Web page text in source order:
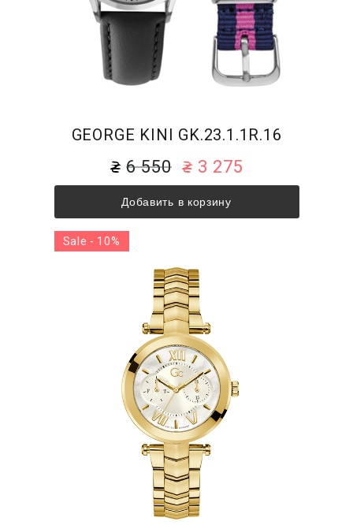
GEORGE KINI GK.23.1.1R.16
6 550 3 275
Добавить в корзину
Sale - 10%